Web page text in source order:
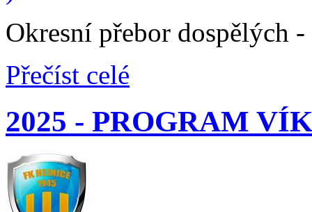
Okresní přebor dospělých
Přečíst celé
2025 - PROGRAM